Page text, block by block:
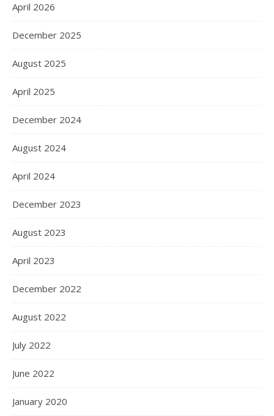
April 2026
December 2025
August 2025
April 2025
December 2024
August 2024
April 2024
December 2023
August 2023
April 2023
December 2022
August 2022
July 2022
June 2022
January 2020